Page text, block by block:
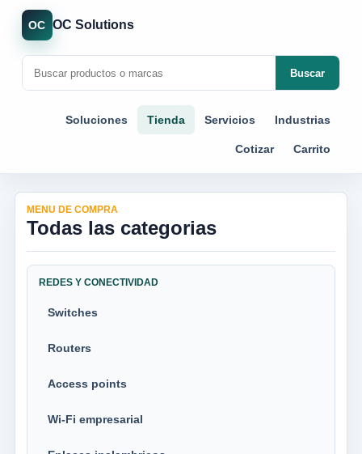
OC OC Solutions
Buscar
Soluciones Tienda Servicios Industrias
Cotizar Carrito
MENU DE COMPRA
Todas las categorias
REDES Y CONECTIVIDAD
Switches
Routers
Access points
Wi-Fi empresarial